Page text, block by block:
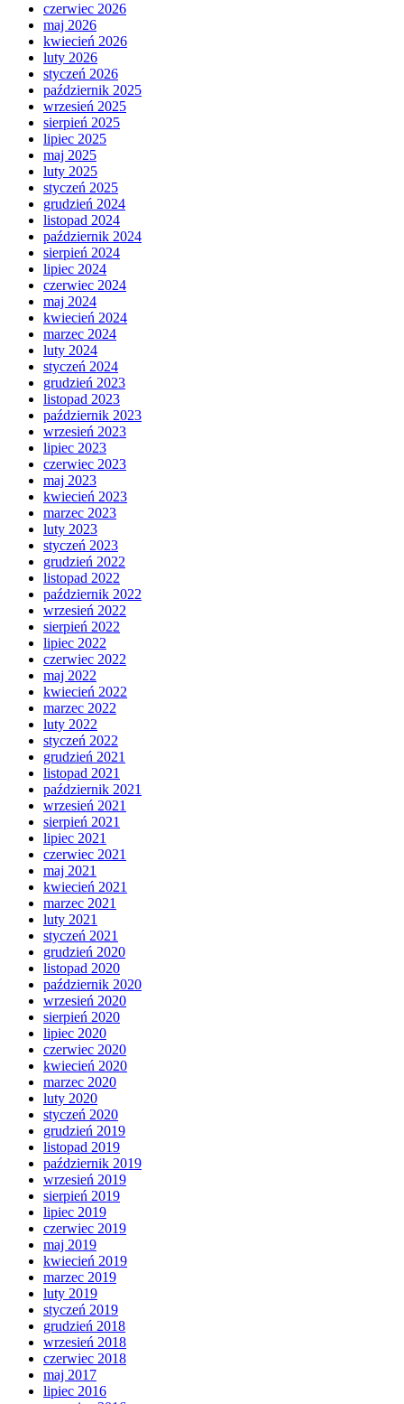
czerwiec 2026
maj 2026
kwiecień 2026
luty 2026
styczeń 2026
październik 2025
wrzesień 2025
sierpień 2025
lipiec 2025
maj 2025
luty 2025
styczeń 2025
grudzień 2024
listopad 2024
październik 2024
sierpień 2024
lipiec 2024
czerwiec 2024
maj 2024
kwiecień 2024
marzec 2024
luty 2024
styczeń 2024
grudzień 2023
listopad 2023
październik 2023
wrzesień 2023
lipiec 2023
czerwiec 2023
maj 2023
kwiecień 2023
marzec 2023
luty 2023
styczeń 2023
grudzień 2022
listopad 2022
październik 2022
wrzesień 2022
sierpień 2022
lipiec 2022
czerwiec 2022
maj 2022
kwiecień 2022
marzec 2022
luty 2022
styczeń 2022
grudzień 2021
listopad 2021
październik 2021
wrzesień 2021
sierpień 2021
lipiec 2021
czerwiec 2021
maj 2021
kwiecień 2021
marzec 2021
luty 2021
styczeń 2021
grudzień 2020
listopad 2020
październik 2020
wrzesień 2020
sierpień 2020
lipiec 2020
czerwiec 2020
kwiecień 2020
marzec 2020
luty 2020
styczeń 2020
grudzień 2019
listopad 2019
październik 2019
wrzesień 2019
sierpień 2019
lipiec 2019
czerwiec 2019
maj 2019
kwiecień 2019
marzec 2019
luty 2019
styczeń 2019
grudzień 2018
wrzesień 2018
czerwiec 2018
maj 2017
lipiec 2016